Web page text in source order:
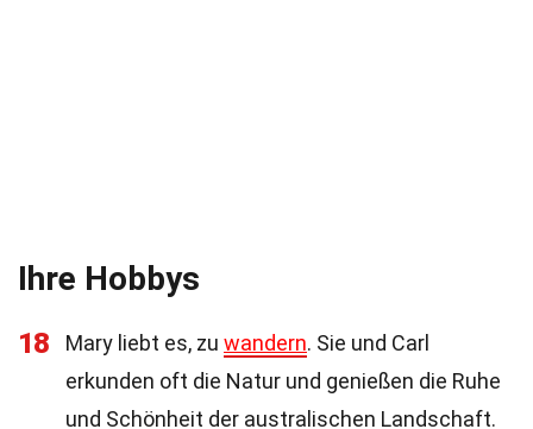
Ihre Hobbys
18 Mary liebt es, zu wandern. Sie und Carl
erkunden oft die Natur und genießen die Ruhe
und Schönheit der australischen Landschaft.